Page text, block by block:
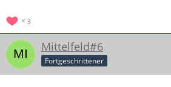
3
Mittelfeld#6
Fortgeschrittener